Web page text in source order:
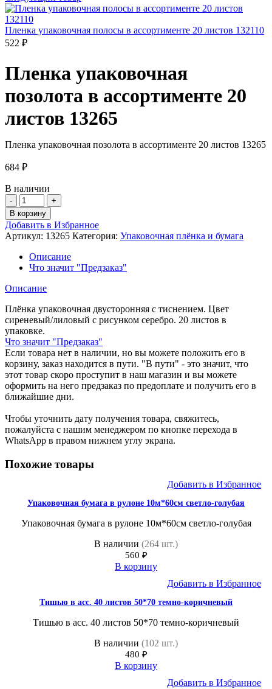
Пленка упаковочная полосы в ассортименте 20 листов 132110
522 ₽
Пленка упаковочная
позолота в ассортименте 20
листов 13265
Пленка упаковочная позолота в ассортименте 20 листов 13265
684 ₽
В наличии
Количество
товара
Пленка
упаковочная
позолота
в
ассортименте
листов
В корзину
Добавить в Избранное
Артикул: 13265 Категория: Упаковочная плёнка и бумага
Описание
Что значит "Предзаказ"
Описание
Плёнка упаковочная двусторонняя с тиснением. Цвет
сиреневый/лиловый с рисунком серебро. 20 листов в
упаковке.
Что значит "Предзаказ"
Если товара нет в наличии, но вы можете положить его в
корзину, заказ находится в пути. "В пути" - это значит, что
этот товар скоро проступит в наш магазин и вы можете
оформить на него предзаказ по предоплате и получить его в
ближайшие дни.
Чтобы уточнить дату получения товара, свяжитесь,
пожалуйста с нашим менеджером по кнопке перехода в
WhatsApp в правом нижнем углу экрана.
Похожие товары
Добавить в Избранное
Упаковочная бумага в рулоне 10м*60см светло-голубая
Упаковочная бумага в рулоне 10м*60см светло-голубая
В наличии (264 шт.)
560 ₽
В корзину
Добавить в Избранное
Тишью в асс. 40 листов 50*70 темно-коричневый
Тишью в асс. 40 листов 50*70 темно-коричневый
В наличии (102 шт.)
480 ₽
В корзину
Добавить в Избранное